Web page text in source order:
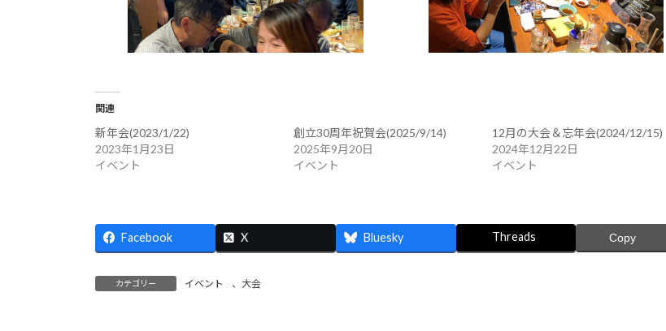
関連
新年会(2023/1/22)
2023年1月23日
イベント
創立30周年祝賀会(2025/9/14)
2025年9月20日
イベント
12月の大会＆忘年会(2024/12/15)
2024年12月22日
イベント
Facebook X Bluesky Threads Copy
カテゴリー イベント 、 大会